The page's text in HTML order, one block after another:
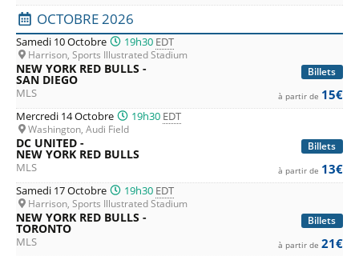
OCTOBRE 2026
Samedi 10 Octobre 19h30 EDT
Harrison, Sports Illustrated Stadium
Billets
NEW YORK RED BULLS -
SAN DIEGO
MLS à partir de 15€
Mercredi 14 Octobre 19h30 EDT
Washington, Audi Field
Billets
DC UNITED -
NEW YORK RED BULLS
MLS à partir de 13€
Samedi 17 Octobre 19h30 EDT
Harrison, Sports Illustrated Stadium
Billets
NEW YORK RED BULLS -
TORONTO
MLS à partir de 21€